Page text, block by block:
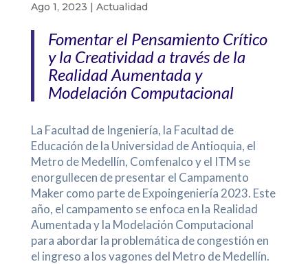
Ago 1, 2023 | Actualidad
Fomentar el Pensamiento Crítico
y la Creatividad a través de la
Realidad Aumentada y
Modelación Computacional
La Facultad de Ingeniería, la Facultad de
Educación de la Universidad de Antioquia, el
Metro de Medellín, Comfenalco y el ITM se
enorgullecen de presentar el Campamento
Maker como parte de Expoingeniería 2023. Este
año, el campamento se enfoca en la Realidad
Aumentada y la Modelación Computacional
para abordar la problemática de congestión en
el ingreso a los vagones del Metro de Medellín.